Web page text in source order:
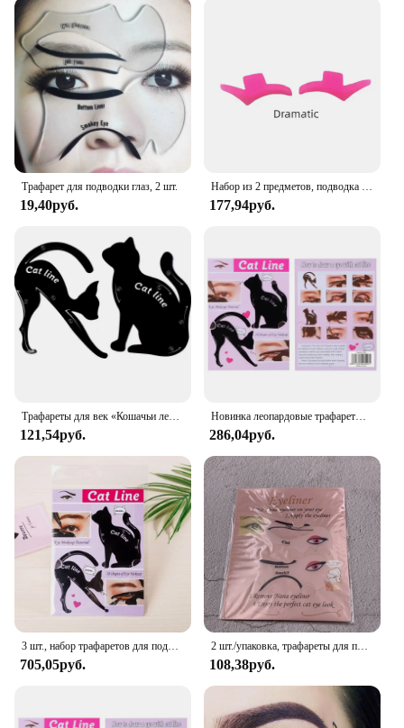
performances or special occasions; it's a versatile
tool that can be used in a variety of scenarios. Its
lightweight design makes it easy to handle, while
the reusable nature of the stencil means you can
enjoy the benefits of a professional-grade tool
without the cost. Whether you're a makeup artist
looking to impress clients or a beauty enthusiast
looking to add a touch of creativity to your daily
routine, this stencil is a must-have.
**A Tool for Everyone**
Whether you're a seasoned professional or a beauty
novice, the Eyeliner Stencil Cat Shape is designed
to be user-friendly. Its simple yet effective design
allows for easy application, making it perfect for
beginners who are looking to create intricate eye
looks with ease. The cat shape is also a hit with
vendors and suppliers looking to offer a unique and
sought-after product to their customers. This
makeup skills.
Трафарет для подводки глаз, 2 шт.
19,40руб.
Набор из 2 предметов, подводка для глаз, профессиональные подводки для глаз, подводка для глаз, подводка для глаз, инструменты в стиле стрельбы
177,94руб.
Трафареты для век «Кошачьи лески», модель, легкие трафареты для макияжа, шаблон для коррекции формы, подводки для глаз, карта для женских фотографий
121,54руб.
Новинка леопардовые трафареты для подводки глаз инструмент для коррекции макияжа глаз шаблон для глаз моделирующая легкая для макияжа трафареты для кошачьей линии карточка для подводки глаз
286,04руб.
3 шт., набор трафаретов для подводки глаз в форме кота, аппликатор дымчатых теней для век и инструмент для трафарета для быстрого макияжа для идеального макияжа подводки для глаз «сделай сам»
705,05руб.
2 шт./упаковка, трафареты для подводки глаз
108,38руб.